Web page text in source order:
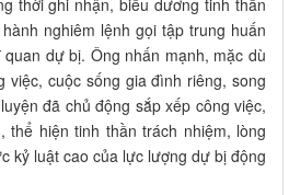
nghiêm lệnh gọi tập trung huấn
dự bị. Ông nhấn mạnh, mặc dù
việc, cuộc sống gia đình riêng, song
đã chủ động sắp xếp công việc,
thể hiện tinh thần trách nhiệm, lòng
kỷ luật cao của lực lượng dự bị động